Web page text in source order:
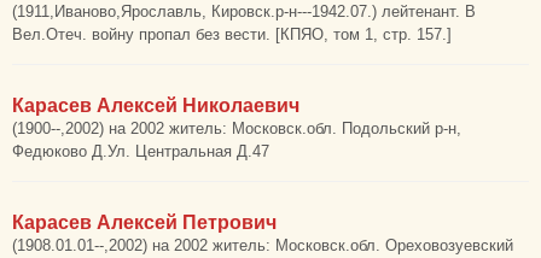
(1911,Иваново,Ярославль, Кировск.р-н---1942.07.) лейтенант. В
Вел.Отеч. войну пропал без вести. [КПЯО, том 1, стр. 157.]
Карасев Алексей Николаевич
(1900--,2002) на 2002 житель: Московск.обл. Подольский р-н,
Федюково Д.Ул. Центральная Д.47
Карасев Алексей Петрович
(1908.01.01--,2002) на 2002 житель: Московск.обл. Ореховозуевский